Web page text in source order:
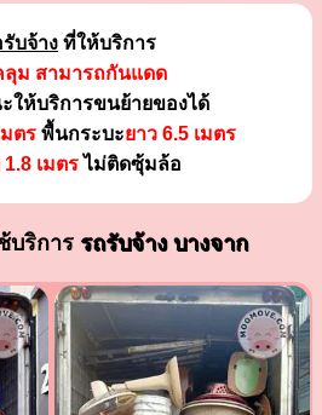
บจ้าง ที่ให้บริการ
ลุม สามารถกันแดด
ให้บริการขนย้ายของได้
มตรพื้นกระบะยาว 6.5 เมตร
1.8 เมตรไม่ติดซุ้มล้อ
บริการ รถรับจ้าง บางจาก